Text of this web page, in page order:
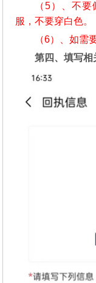
（5）、不
服，不要穿白色。
（6）、如需
第四、填写相